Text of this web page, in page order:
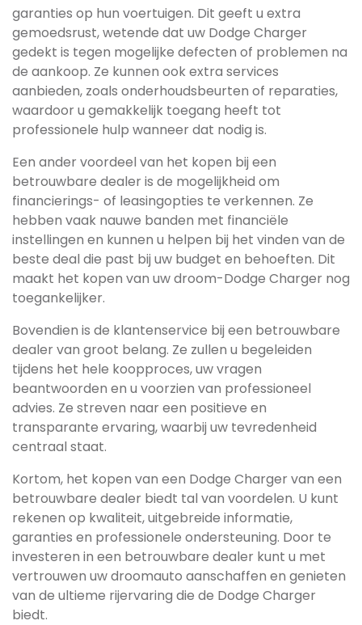
garanties op hun voertuigen. Dit geeft u extra
gemoedsrust, wetende dat uw Dodge Charger
gedekt is tegen mogelijke defecten of problemen na
de aankoop. Ze kunnen ook extra services
aanbieden, zoals onderhoudsbeurten of reparaties,
waardoor u gemakkelijk toegang heeft tot
professionele hulp wanneer dat nodig is.
Een ander voordeel van het kopen bij een
betrouwbare dealer is de mogelijkheid om
financierings- of leasingopties te verkennen. Ze
hebben vaak nauwe banden met financiële
instellingen en kunnen u helpen bij het vinden van de
beste deal die past bij uw budget en behoeften. Dit
maakt het kopen van uw droom-Dodge Charger nog
toegankelijker.
Bovendien is de klantenservice bij een betrouwbare
dealer van groot belang. Ze zullen u begeleiden
tijdens het hele koopproces, uw vragen
beantwoorden en u voorzien van professioneel
advies. Ze streven naar een positieve en
transparante ervaring, waarbij uw tevredenheid
centraal staat.
Kortom, het kopen van een Dodge Charger van een
betrouwbare dealer biedt tal van voordelen. U kunt
rekenen op kwaliteit, uitgebreide informatie,
garanties en professionele ondersteuning. Door te
investeren in een betrouwbare dealer kunt u met
vertrouwen uw droomauto aanschaffen en genieten
van de ultieme rijervaring die de Dodge Charger
biedt.